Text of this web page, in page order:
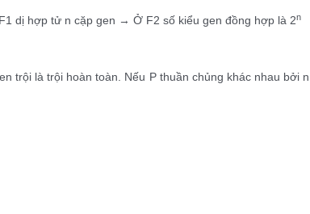
dị hợp tử n cặp gen → Ở F2 số kiểu gen đồng hợp là 2n
trội là trội hoàn toàn. Nếu P thuần chủng khác nhau bởi